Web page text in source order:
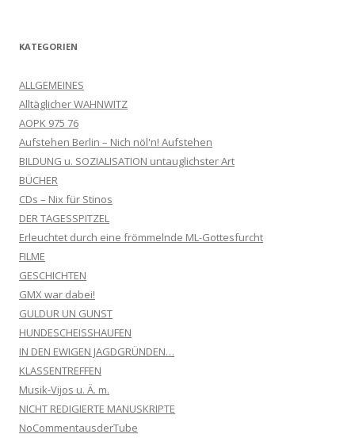
KATEGORIEN
ALLGEMEINES
Alltäglicher WAHNWITZ
AOPK 975 76
Aufstehen Berlin – Nich nöl'n! Aufstehen
BILDUNG u. SOZIALISATION untauglichster Art
BÜCHER
CDs – Nix für Stinos
DER TAGESSPITZEL
Erleuchtet durch eine frömmelnde ML-Gottesfurcht
FILME
GESCHICHTEN
GMX war dabei!
GULDUR UN GUNST
HUNDESCHEISSHAUFEN
IN DEN EWIGEN JAGDGRÜNDEN…
KLASSENTREFFEN
Musik-Vijos u. Ä. m.
NICHT REDIGIERTE MANUSKRIPTE
NoCommentausderTube